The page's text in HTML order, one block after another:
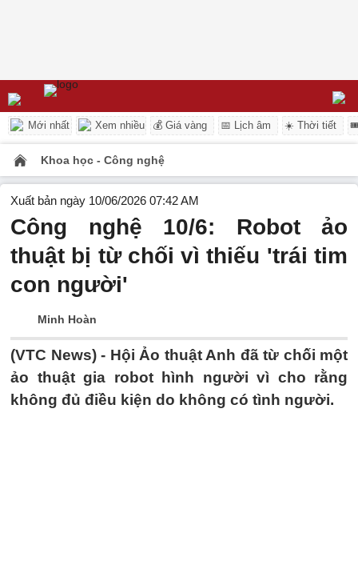
Mới nhất Xem nhiều 💰 Giá vàng 📅 Lịch âm ☀️ Thời tiết
Khoa học - Công nghệ
Xuất bản ngày 10/06/2026 07:42 AM
Công nghệ 10/6: Robot ảo
thuật bị từ chối vì thiếu 'trái tim
con người'
Minh Hoàn
(VTC News) - Hội Ảo thuật Anh đã từ chối một
ảo thuật gia robot hình người vì cho rằng
không đủ điều kiện do không có tình người.